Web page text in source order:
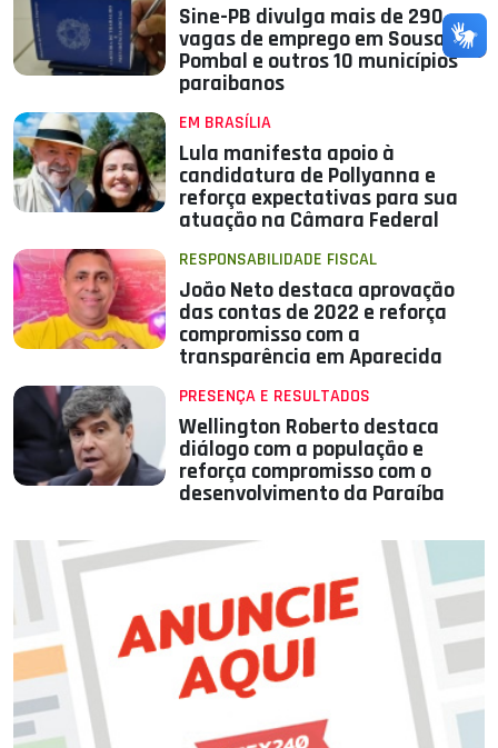
Sine-PB divulga mais de 290
vagas de emprego em Sousa,
Pombal e outros 10 municípios
paraibanos
EM BRASÍLIA
Lula manifesta apoio à
candidatura de Pollyanna e
reforça expectativas para sua
atuação na Câmara Federal
RESPONSABILIDADE FISCAL
João Neto destaca aprovação
das contas de 2022 e reforça
compromisso com a
transparência em Aparecida
PRESENÇA E RESULTADOS
Wellington Roberto destaca
diálogo com a população e
reforça compromisso com o
desenvolvimento da Paraíba